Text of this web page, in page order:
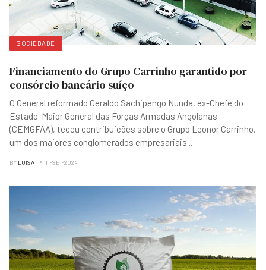
SOCIEDADE
Financiamento do Grupo Carrinho garantido por
consórcio bancário suíço
O General reformado Geraldo Sachipengo Nunda, ex-Chefe do
Estado-Maior General das Forças Armadas Angolanas
(CEMGFAA), teceu contribuições sobre o Grupo Leonor Carrinho,
um dos maiores conglomerados empresariais
BY LUISA 11-SET-2024